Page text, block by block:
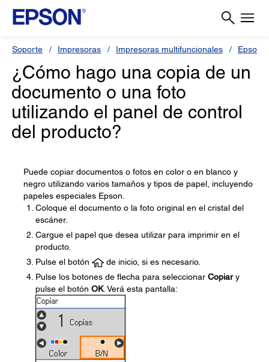
Soporte Impresoras Impresoras multifuncionales Epson L
¿Cómo hago una copia de un
documento o una foto
utilizando el panel de control
del producto?
Puede copiar documentos o fotos en color o en blanco y
negro utilizando varios tamaños y tipos de papel, incluyendo
papeles especiales Epson.
Coloque el documento o la foto original en el cristal del
escáner.
Cargue el papel que desea utilizar para imprimir en el
producto.
Pulse el botón
de inicio, si es necesario.
Pulse los botones de flecha para seleccionar Copiary
pulse el botón OK. Verá esta pantalla: